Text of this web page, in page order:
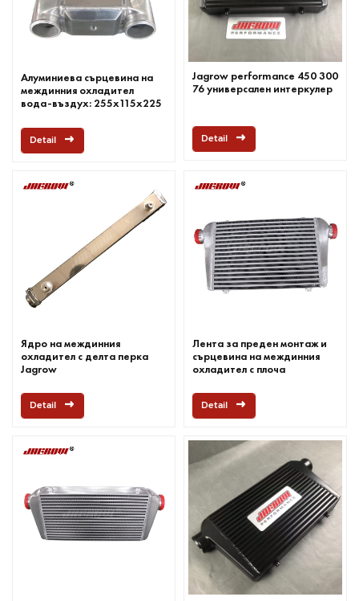
Алуминиева сърцевина на
междинния охладител
вода-въздух: 255x115x225
Detail
Jagrow performance 450 300
76 универсален интеркулер
Detail
Ядро на междинния
охладител с делта перка
Jagrow
Detail
Лента за преден монтаж и
сърцевина на междинния
охладител с плоча
Detail